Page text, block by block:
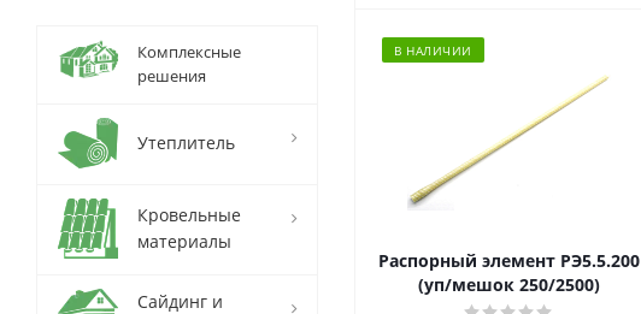
В НАЛИЧИИ
Распорный элемент РЭ5.5.200
(уп/мешок 250/2500)
Комплексные
решения
Утеплитель
Кровельные
материалы
Сайдинг и